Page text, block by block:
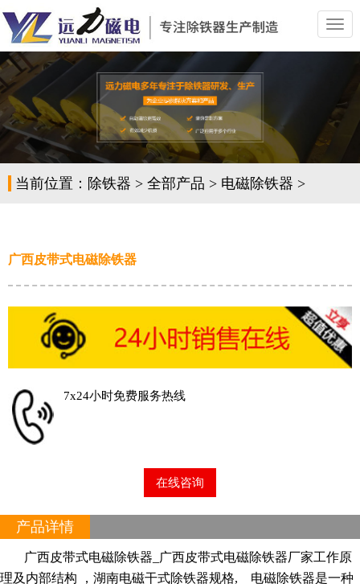
切
换
导
当前位置： 除铁器 > 全部产品 > 电磁除铁器 >
广西皮带式电磁除铁器
7x24小时免费服务热线
在线咨询
产品详情
广西皮带式电磁除铁器_广西皮带式电磁除铁器厂家工作原
理及内部结构 ，湖南电磁干式除铁器规格, 电磁除铁器是一种